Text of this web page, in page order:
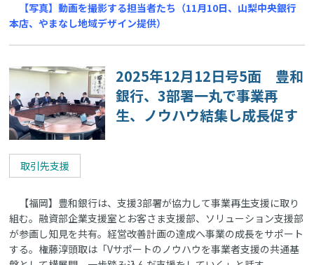
【写真】動画を撮影する担当者たち（11月10日、山梨中央銀行
本店、やまなし地域デザイン提供）
2025年12月12日号5面 豊和
銀行、3部署一丸で事業再
生、ノウハウ結集し成長促す
取引先支援
【福岡】豊和銀行は、支援3部署が協力して事業再生支援に取り
組む。融資部企業支援室とお客さま支援部、ソリューション支援部
が参画し知見を共有。経営改善計画の達成へ事業の成長をサポート
する。権藤淳頭取は「Vサポートのノウハウを事業者支援の共通基